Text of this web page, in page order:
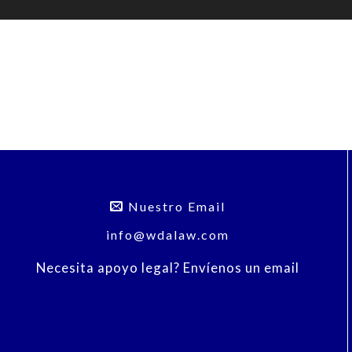
Nuestro Email
info@wdalaw.com
Necesita apoyo legal? Envíenos un email